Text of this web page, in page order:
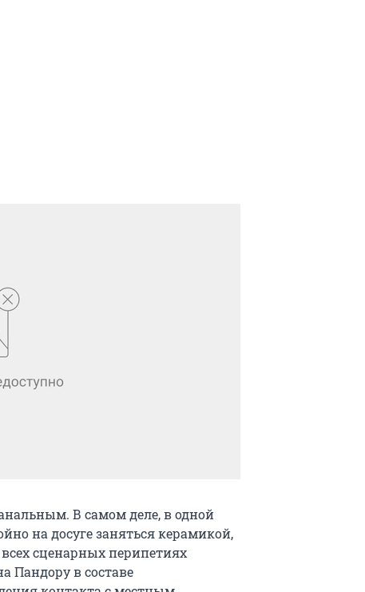
В самом деле, в одной
на досуге заняться керамикой,
сценарных перипетиях
Пандору в составе